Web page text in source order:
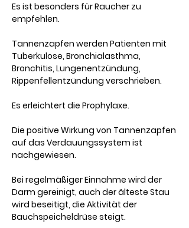
Es ist besonders für Raucher zu
empfehlen.
Tannenzapfen werden Patienten mit
Tuberkulose, Bronchialasthma,
Bronchitis, Lungenentzündung,
Rippenfellentzündung verschrieben.
Es erleichtert die Prophylaxe.
Die positive Wirkung von Tannenzapfen
auf das Verdauungssystem ist
nachgewiesen.
Bei regelmäßiger Einnahme wird der
Darm gereinigt, auch der älteste Stau
wird beseitigt, die Aktivität der
Bauchspeicheldrüse steigt.